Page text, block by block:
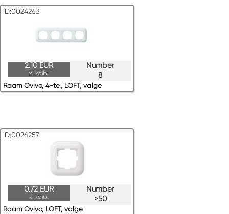
ID:0024263
Number
8
2.10 EUR
k. käib.
Raam Ovivo, 4-te., LOFT, valge
ID:0024257
Number
>50
0.72 EUR
k. käib.
Raam Ovivo, LOFT, valge